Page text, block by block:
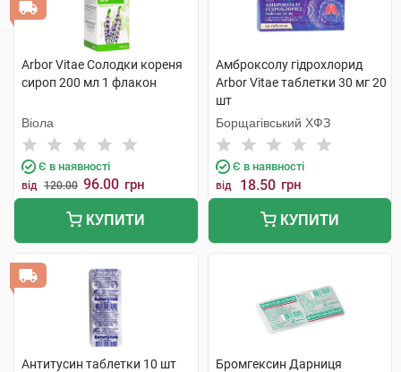
Arbor Vitae Солодки кореня
сироп 200 мл 1 флакон
Віола
Є в наявності
від 120.00 96.00 грн
КУПИТИ
Амброксолу гідрохлорид
Arbor Vitae таблетки 30 мг 20
шт
Борщагівський ХФЗ
Є в наявності
від 18.50 грн
КУПИТИ
Антитусин таблетки 10 шт
Бромгексин Дарниця